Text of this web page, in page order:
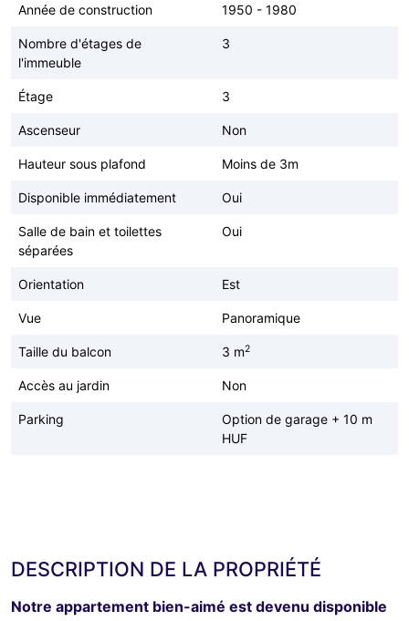
Année de construction 1950 - 1980
Nombre d'étages de
l'immeuble
3
Étage 3
Ascenseur Non
Hauteur sous plafond Moins de 3m
Disponible immédiatement Oui
Salle de bain et toilettes
séparées
Oui
Orientation Est
Vue Panoramique
Taille du balcon 3 m2
Accès au jardin Non
Parking
Option de garage + 10 m
HUF
DESCRIPTION DE LA PROPRIÉTÉ
Notre appartement bien-aimé est devenu disponible